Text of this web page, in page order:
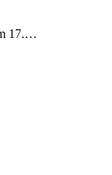
17.…